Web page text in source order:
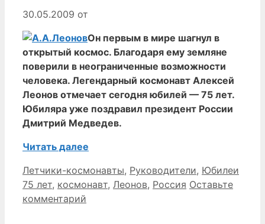
30.05.2009 от
Он первым в мире шагнул в
открытый космос. Благодаря ему земляне
поверили в неограниченные возможности
человека. Легендарный космонавт Алексей
Леонов отмечает сегодня юбилей — 75 лет.
Юбиляра уже поздравил президент России
Дмитрий Медведев.
Читать далее
Рубрики
Летчики-космонавты, Руководители, Юбилеи
75 лет, космонавт, Леонов, Россия Оставьте
комментарий